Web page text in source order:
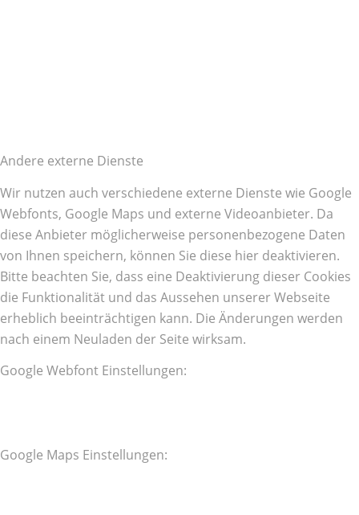
Andere externe Dienste
Wir nutzen auch verschiedene externe Dienste wie Google
Webfonts, Google Maps und externe Videoanbieter. Da
diese Anbieter möglicherweise personenbezogene Daten
von Ihnen speichern, können Sie diese hier deaktivieren.
Bitte beachten Sie, dass eine Deaktivierung dieser Cookies
die Funktionalität und das Aussehen unserer Webseite
erheblich beeinträchtigen kann. Die Änderungen werden
nach einem Neuladen der Seite wirksam.
Google Webfont Einstellungen:
Google Maps Einstellungen: